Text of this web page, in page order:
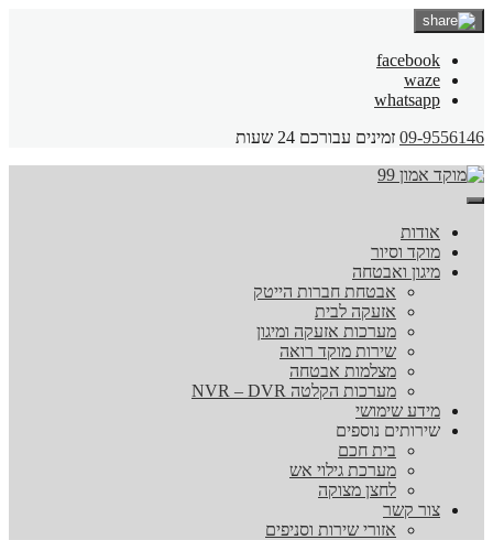
facebook
waze
whatsapp
09-9556146 זמינים עבורכם 24 שעות
אודות
מוקד וסיור
מיגון ואבטחה
אבטחת חברות הייטק
אזעקה לבית
מערכות אזעקה ומיגון
שירות מוקד רואה
מצלמות אבטחה
מערכות הקלטה NVR – DVR
מידע שימושי
שירותים נוספים
בית חכם
מערכת גילוי אש
לחצן מצוקה
צור קשר
אזורי שירות וסניפים